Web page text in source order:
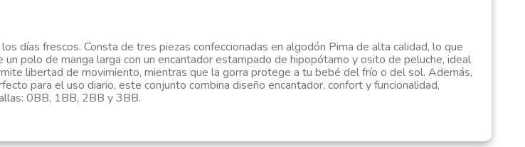
días frescos. Consta de tres piezas confeccionadas en algodón Pima de alta calidad, lo que
polo de manga larga con un encantador estampado de hipopótamo y osito de peluche, ideal
libertad de movimiento, mientras que la gorra protege a tu bebé del frío o del sol. Además,
para el uso diario, este conjunto combina diseño encantador, confort y funcionalidad,
0BB, 1BB, 2BB y 3BB.